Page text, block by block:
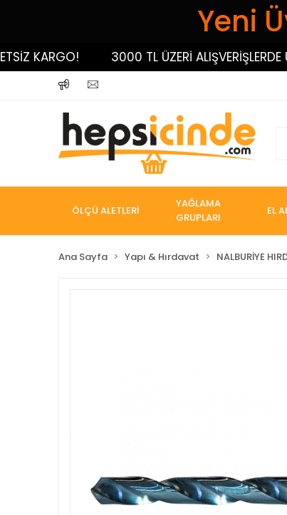
Yeni
KARGO! 3000 TL ÜZERİ ALIŞVERİŞLERDE
ÖLÇÜ ALETLERİ
YAĞLAMA
GRUPLARI
EL
Ana Sayfa Yapı & Hırdavat NALBURİYE